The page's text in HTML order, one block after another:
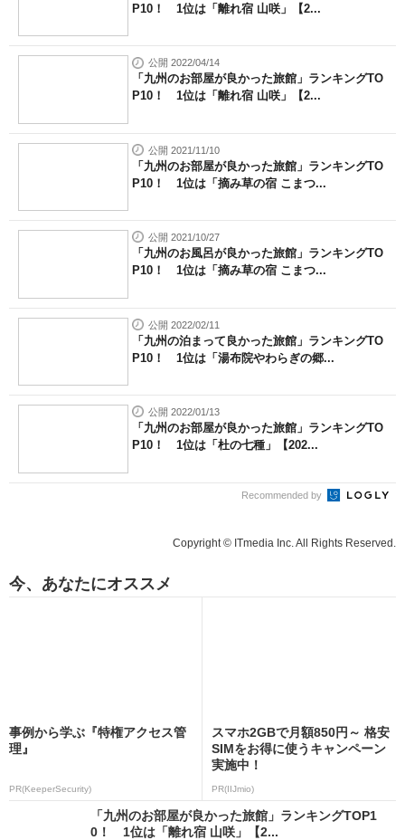
P10！ 1位は「離れ宿 山咲」【2...
公開 2022/04/14
「九州のお部屋が良かった旅館」ランキングTO
P10！ 1位は「離れ宿 山咲」【2...
公開 2021/11/10
「九州のお部屋が良かった旅館」ランキングTO
P10！ 1位は「摘み草の宿 こまつ...
公開 2021/10/27
「九州のお風呂が良かった旅館」ランキングTO
P10！ 1位は「摘み草の宿 こまつ...
公開 2022/02/11
「九州の泊まって良かった旅館」ランキングTO
P10！ 1位は「湯布院やわらぎの郷...
公開 2022/01/13
「九州のお部屋が良かった旅館」ランキングTO
P10！ 1位は「杜の七種」【202...
Recommended by
Copyright © ITmedia Inc. All Rights Reserved.
今、あなたにオススメ
事例から学ぶ『特権アクセス管
理』
PR(KeeperSecurity)
スマホ2GBで月額850円～ 格安
SIMをお得に使うキャンペーン
実施中！
PR(IIJmio)
「九州のお部屋が良かった旅館」ランキングTOP1
0！ 1位は「離れ宿 山咲」【2...